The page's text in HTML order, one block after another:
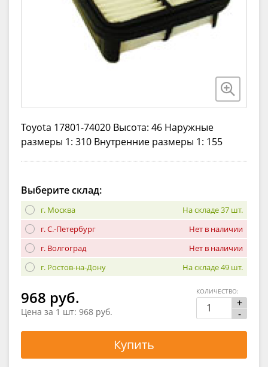
Toyota 17801-74020 Высота: 46 Наружные
размеры 1: 310 Внутренние размеры 1: 155
Выберите склад:
г. Москва
На складе 37 шт.
г. С.-Петербург
Нет в наличии
г. Волгоград
Нет в наличии
г. Ростов-на-Дону
На складе 49 шт.
968 руб.
Цена за 1 шт: 968 руб.
+
-
КОЛИЧЕСТВО:
Купить